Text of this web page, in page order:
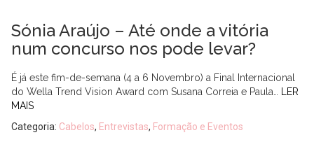
Sónia Araújo – Até onde a vitória
num concurso nos pode levar?
É já este fim-de-semana (4 a 6 Novembro) a Final Internacional
do Wella Trend Vision Award com Susana Correia e Paula…
LER
MAIS
Categoria: Cabelos, Entrevistas, Formação e Eventos